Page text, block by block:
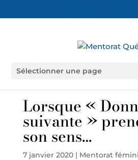
Sélectionner une page
Lorsque «
suivante »
son sens…
7 janvier 2020| Mentorat